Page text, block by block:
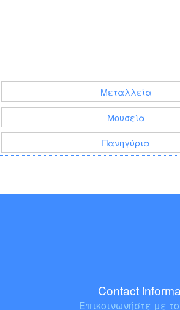
Μεταλλεία
Μουσεία
Πανηγύρια
Contact
Επικοινωνήστε με